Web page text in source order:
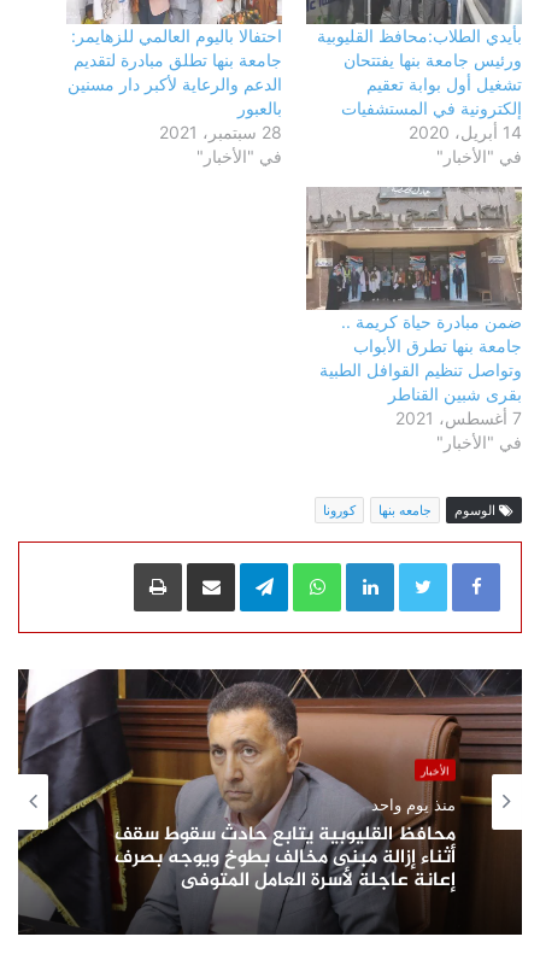
بأيدي الطلاب:محافظ القليوبية
ورئيس جامعة بنها يفتتحان
تشغيل أول بوابة تعقيم
إلكترونية في المستشفيات
14 أبريل، 2020
في "الأخبار"
احتفالا باليوم العالمي للزهايمر:
جامعة بنها تطلق مبادرة لتقديم
الدعم والرعاية لأكبر دار مسنين
بالعبور
28 سبتمبر، 2021
في "الأخبار"
ضمن مبادرة حياة كريمة ..
جامعة بنها تطرق الأبواب
وتواصل تنظيم القوافل الطبية
بقرى شبين القناطر
7 أغسطس، 2021
في "الأخبار"
الوسوم جامعه بنها كورونا
LinkedIn
WhatsApp
Telegramمشاركة عبر البريد طباعة
الأخبار
منذ يوم واحد
محافظ القليوبية يتابع حادث سقوط سقف
أثناء إزالة مبنى مخالف بطوخ ويوجه بصرف
إعانة عاجلة لأسرة العامل المتوفى